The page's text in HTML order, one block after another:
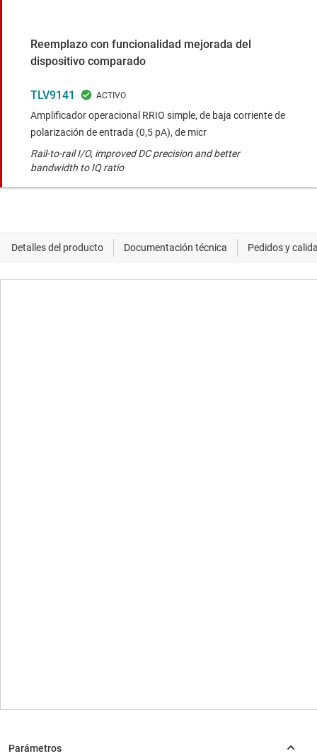
Reemplazo con funcionalidad mejorada del
dispositivo comparado
TLV9141
Amplificador operacional RRIO simple, de baja corriente de
polarización de entrada (0,5 pA), de micr
Rail-to-rail I/O, improved DC precision and better
bandwidth to IQ ratio